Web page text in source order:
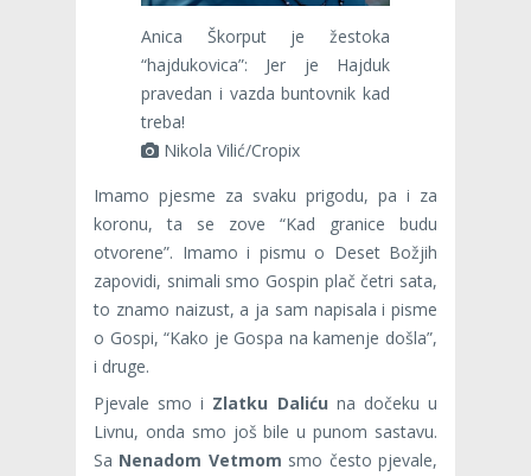
Anica Škorput je žestoka
“hajdukovica”: Jer je Hajduk
pravedan i vazda buntovnik kad
treba!
Nikola Vilić/Cropix
Imamo pjesme za svaku prigodu, pa i za
koronu, ta se zove “Kad granice budu
otvorene”. Imamo i pismu o Deset Božjih
zapovidi, snimali smo Gospin plač četri sata,
to znamo naizust, a ja sam napisala i pisme
o Gospi, “Kako je Gospa na kamenje došla”,
i druge.
Pjevale smo i Zlatku Daliću na dočeku u
Livnu, onda smo još bile u punom sastavu.
Sa Nenadom Vetmom smo često pjevale,